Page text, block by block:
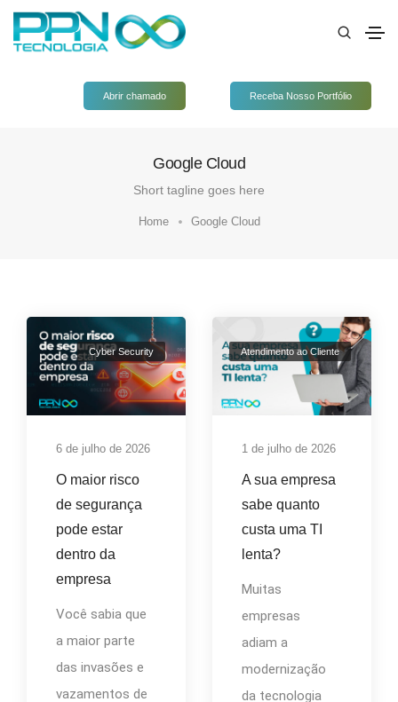
Abrir chamado Receba Nosso Portfólio
Google Cloud
Short tagline goes here
Home Google Cloud
Cyber Security
6 de julho de 2026
O maior risco
de segurança
pode estar
dentro da
empresa
Você sabia que
a maior parte
das invasões e
vazamentos de
Atendimento ao Cliente
1 de julho de 2026
A sua empresa
sabe quanto
custa uma TI
lenta?
Muitas
empresas
adiam a
modernização
da tecnologia